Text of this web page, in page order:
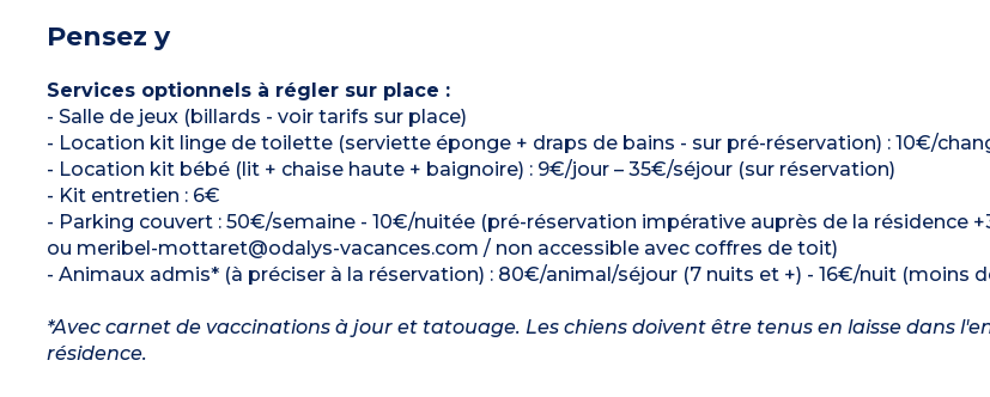
Pensez y
Services optionnels à régler sur place :
- Salle de jeux (billards - voir tarifs sur place)
- Location kit linge de toilette (serviette éponge + draps de bains - sur pré-réservation) : 10€/
- Location kit bébé (lit + chaise haute + baignoire) : 9€/jour – 35€/séjour (sur réservation)
- Kit entretien : 6€
- Parking couvert : 50€/semaine - 10€/nuitée (pré-réservation impérative auprès de la résidence
ou meribel-mottaret@odalys-vacances.com / non accessible avec coffres de toit)
- Animaux admis* (à préciser à la réservation) : 80€/animal/séjour (7 nuits et +) - 16€/nuit (moins
*Avec carnet de vaccinations à jour et tatouage. Les chiens doivent être tenus en laisse dans
résidence.